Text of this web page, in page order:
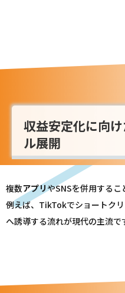
収益安定化に向
ル展開
複数アプリやSNSを併用するこ
例えば、TikTokでショートク
へ誘導する流れが現代の主流で